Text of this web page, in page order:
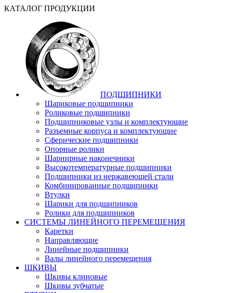
КАТАЛОГ ПРОДУКЦИИ
ПОДШИПНИКИ
Шариковые подшипники
Роликовые подшипники
Подшипниковые узлы и комплектующие
Разъемные корпуса и комплектующие
Сферические подшипники
Опорные ролики
Шарнирные наконечники
Высокотемпературные подшипники
Подшипники из нержавеющей стали
Комбинированные подшипники
Втулки
Шарики для подшипников
Ролики для подшипников
СИСТЕМЫ ЛИНЕЙНОГО ПЕРЕМЕЩЕНИЯ
Каретки
Направляющие
Линейные подшипники
Валы линейного перемещения
ШКИВЫ
Шкивы клиновые
Шкивы зубчатые